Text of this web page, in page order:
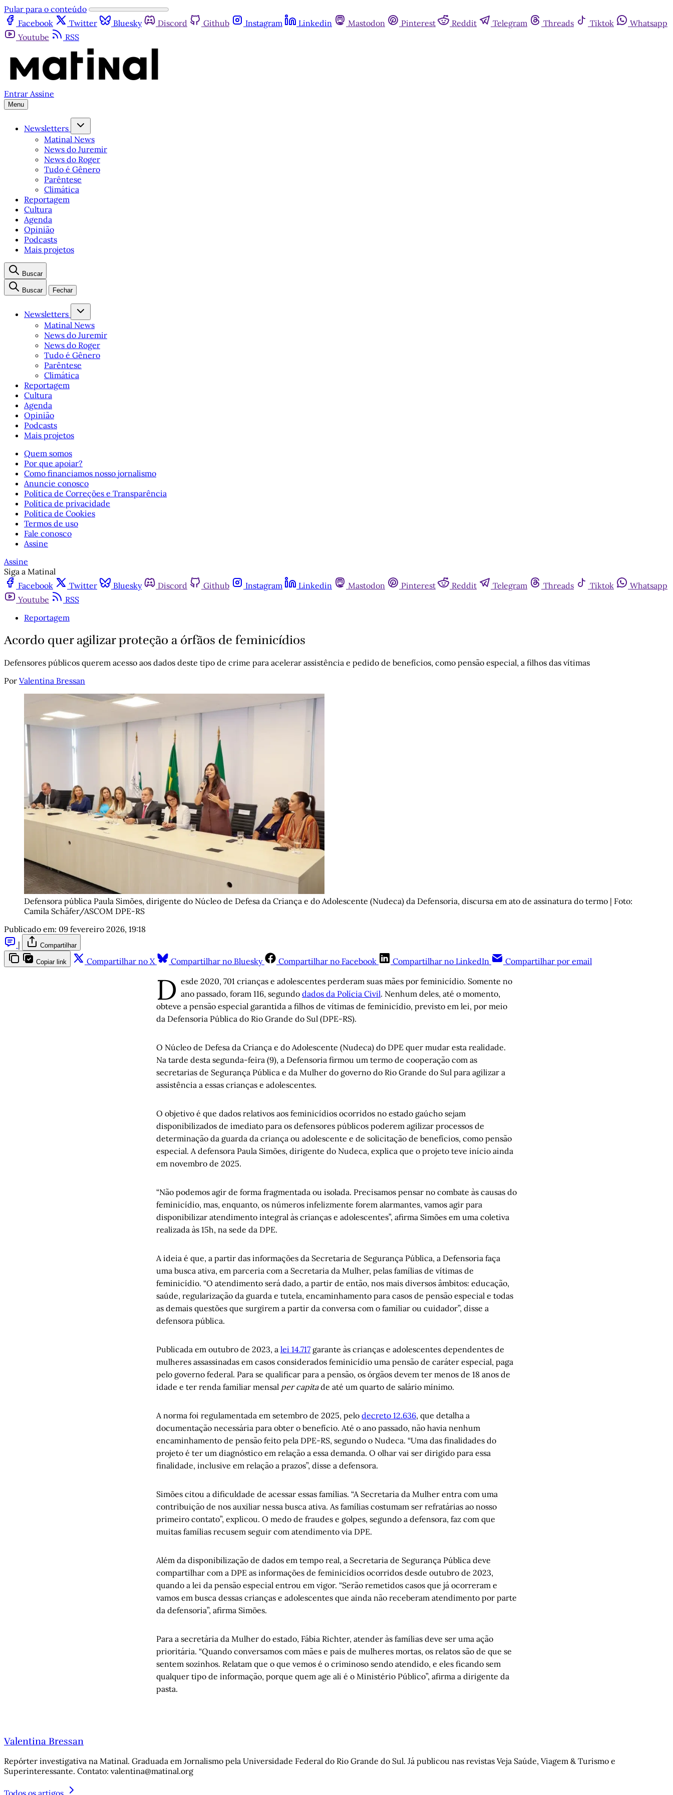
Pular para o conteúdo
Facebook
Twitter Bluesky Discord Github Instagram Linkedin Mastodon Pinterest Reddit Telegram Threads Tiktok
Whatsapp
Youtube
RSS
Entrar Assine
Menu
Newsletters
Matinal News
News do Juremir
News do Roger
Tudo é Gênero
Parêntese
Climática
Reportagem
Cultura
Agenda
Opinião
Podcasts
Mais projetos
Buscar
Buscar Fechar
Newsletters
Matinal News
News do Juremir
News do Roger
Tudo é Gênero
Parêntese
Climática
Reportagem
Cultura
Agenda
Opinião
Podcasts
Mais projetos
Quem somos
Por que apoiar?
Como financiamos nosso jornalismo
Anuncie conosco
Política de Correções e Transparência
Política de privacidade
Política de Cookies
Termos de uso
Fale conosco
Assine
Assine
Siga a Matinal
Facebook
Twitter Bluesky Discord Github Instagram Linkedin Mastodon Pinterest Reddit Telegram Threads Tiktok
Whatsapp
Youtube
RSS
Reportagem
Acordo quer agilizar proteção a órfãos de feminicídios
Defensores públicos querem acesso aos dados deste tipo de crime para acelerar assistência e pedido de benefícios, como pensão especial, a filhos das vítimas
Por Valentina Bressan
Defensora pública Paula Simões, dirigente do Núcleo de Defesa da Criança e do Adolescente (Nudeca) da Defensoria, discursa em ato de assinatura do termo | Foto:
Camila Schäfer/ASCOM DPE-RS
Publicado em: 09 fevereiro 2026, 19:18
|
Compartilhar
Copiar link Compartilhar no X Compartilhar no Bluesky Compartilhar no Facebook Compartilhar no LinkedIn Compartilhar por email
D esde 2020, 701 crianças e adolescentes perderam suas mães por feminicídio. Somente no
ano passado, foram 116, segundo dados da Polícia Civil. Nenhum deles, até o momento,
obteve a pensão especial garantida a filhos de vítimas de feminicídio, previsto em lei, por meio
da Defensoria Pública do Rio Grande do Sul (DPE-RS).
O Núcleo de Defesa da Criança e do Adolescente (Nudeca) do DPE quer mudar esta realidade.
Na tarde desta segunda-feira (9), a Defensoria firmou um termo de cooperação com as
secretarias de Segurança Pública e da Mulher do governo do Rio Grande do Sul para agilizar a
assistência a essas crianças e adolescentes.
O objetivo é que dados relativos aos feminicídios ocorridos no estado gaúcho sejam
disponibilizados de imediato para os defensores públicos poderem agilizar processos de
determinação da guarda da criança ou adolescente e de solicitação de benefícios, como pensão
especial. A defensora Paula Simões, dirigente do Nudeca, explica que o projeto teve início ainda
em novembro de 2025.
“Não podemos agir de forma fragmentada ou isolada. Precisamos pensar no combate às causas do
feminicídio, mas, enquanto, os números infelizmente forem alarmantes, vamos agir para
disponibilizar atendimento integral às crianças e adolescentes”, afirma Simões em uma coletiva
realizada às 15h, na sede da DPE.
A ideia é que, a partir das informações da Secretaria de Segurança Pública, a Defensoria faça
uma busca ativa, em parceria com a Secretaria da Mulher, pelas famílias de vítimas de
feminicídio. “O atendimento será dado, a partir de então, nos mais diversos âmbitos: educação,
saúde, regularização da guarda e tutela, encaminhamento para casos de pensão especial e todas
as demais questões que surgirem a partir da conversa com o familiar ou cuidador”, disse a
defensora pública.
Publicada em outubro de 2023, a lei 14.717 garante às crianças e adolescentes dependentes de
mulheres assassinadas em casos considerados feminicídio uma pensão de caráter especial, paga
pelo governo federal. Para se qualificar para a pensão, os órgãos devem ter menos de 18 anos de
idade e ter renda familiar mensal per capitade até um quarto de salário mínimo.
A norma foi regulamentada em setembro de 2025, pelo decreto 12.636, que detalha a
documentação necessária para obter o benefício. Até o ano passado, não havia nenhum
encaminhamento de pensão feito pela DPE-RS, segundo o Nudeca. “Uma das finalidades do
projeto é ter um diagnóstico em relação a essa demanda. O olhar vai ser dirigido para essa
finalidade, inclusive em relação a prazos”, disse a defensora.
Simões citou a dificuldade de acessar essas famílias. “A Secretaria da Mulher entra com uma
contribuição de nos auxiliar nessa busca ativa. As famílias costumam ser refratárias ao nosso
primeiro contato”, explicou. O medo de fraudes e golpes, segundo a defensora, faz com que
muitas famílias recusem seguir com atendimento via DPE.
Além da disponibilização de dados em tempo real, a Secretaria de Segurança Pública deve
compartilhar com a DPE as informações de feminicídios ocorridos desde outubro de 2023,
quando a lei da pensão especial entrou em vigor. “Serão remetidos casos que já ocorreram e
vamos em busca dessas crianças e adolescentes que ainda não receberam atendimento por parte
da defensoria”, afirma Simões.
Para a secretária da Mulher do estado, Fábia Richter, atender às famílias deve ser uma ação
prioritária. “Quando conversamos com mães e pais de mulheres mortas, os relatos são de que se
sentem sozinhos. Relatam que o que vemos é o criminoso sendo atendido, e eles ficando sem
qualquer tipo de informação, porque quem age ali é o Ministério Público”, afirma a dirigente da
pasta.
Valentina Bressan
Repórter investigativa na Matinal. Graduada em Jornalismo pela Universidade Federal do Rio Grande do Sul. Já publicou nas revistas Veja Saúde, Viagem & Turismo e
Superinteressante. Contato: valentina@matinal.org